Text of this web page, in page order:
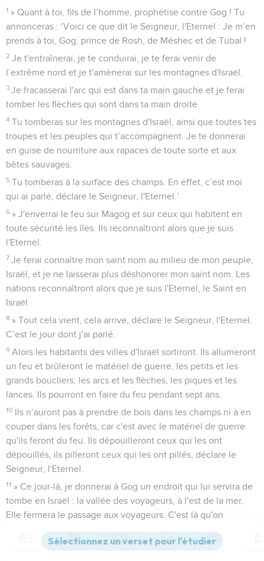
1 » Quant à toi, fils de l’homme, prophétise contre Gog ! Tu
annonceras : ‘Voici ce que dit le Seigneur, l'Eternel : Je m’en
prends à toi, Gog, prince de Rosh, de Méshec et de Tubal !
2 Je t'entraînerai, je te conduirai, je te ferai venir de
l’extrême nord et je t'amènerai sur les montagnes d'Israël.
3 Je fracasserai l'arc qui est dans ta main gauche et je ferai
tomber les flèches qui sont dans ta main droite.
4 Tu tomberas sur les montagnes d'Israël, ainsi que toutes tes
troupes et les peuples qui t’accompagnent. Je te donnerai
en guise de nourriture aux rapaces de toute sorte et aux
bêtes sauvages.
5 Tu tomberas à la surface des champs. En effet, c’est moi
qui ai parlé, déclare le Seigneur, l'Eternel.’
6 » J'enverrai le feu sur Magog et sur ceux qui habitent en
toute sécurité les îles. Ils reconnaîtront alors que je suis
l'Eternel.
7 Je ferai connaître mon saint nom au milieu de mon peuple,
Israël, et je ne laisserai plus déshonorer mon saint nom. Les
nations reconnaîtront alors que je suis l'Eternel, le Saint en
Israël.
8 » Tout cela vient, cela arrive, déclare le Seigneur, l'Eternel.
C’est le jour dont j'ai parlé.
9 Alors les habitants des villes d'Israël sortiront. Ils allumeront
un feu et brûleront le matériel de guerre, les petits et les
grands boucliers, les arcs et les flèches, les piques et les
lances. Ils pourront en faire du feu pendant sept ans.
10 Ils n’auront pas à prendre de bois dans les champs ni à en
couper dans les forêts, car c'est avec le matériel de guerre
qu'ils feront du feu. Ils dépouilleront ceux qui les ont
dépouillés, ils pilleront ceux qui les ont pillés, déclare le
Seigneur, l'Eternel.
11 » Ce jour-là, je donnerai à Gog un endroit qui lui servira de
tombe en Israël : la vallée des voyageurs, à l'est de la mer.
Elle fermera le passage aux voyageurs. C'est là qu'on
cette vallée ‘vallée de la foule bruyante de Gog’.
Versions Commentaires Strong